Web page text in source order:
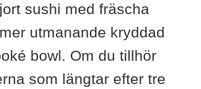
sushi med fräscha
utmanande kryddad
bowl. Om du tillhör
som längtar efter tre